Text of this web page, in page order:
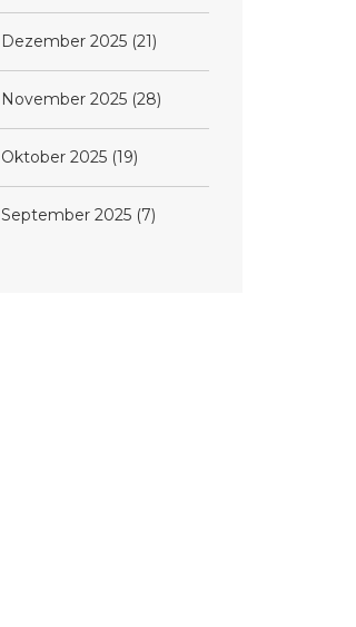
Dezember 2025 (21)
November 2025 (28)
Oktober 2025 (19)
September 2025 (7)